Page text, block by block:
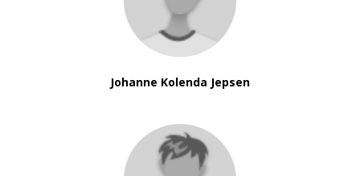
Johanne Kolenda Jepsen